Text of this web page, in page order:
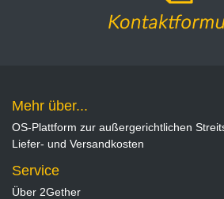
Mehr über...
OS-Plattform zur außergerichtlichen
Liefer- und Versandkosten
Service
Über 2Gether